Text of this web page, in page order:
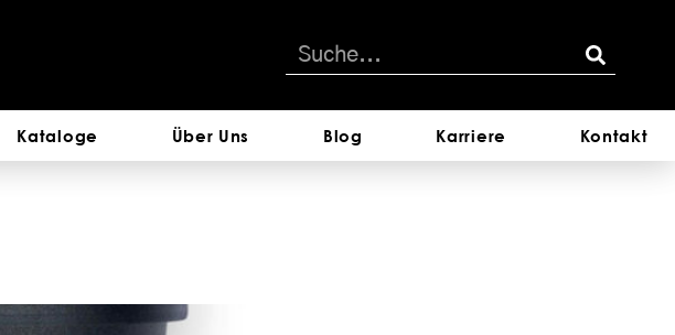
Kataloge Über Uns Blog Karriere Kontakt